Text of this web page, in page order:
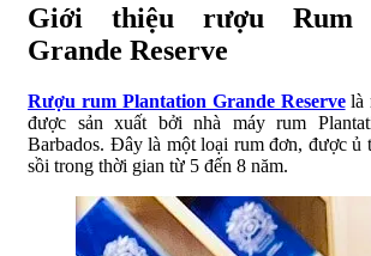
Giới thiệu rượu Rum
Grande Reserve
Rượu rum Plantation Grande Reservelà
được sản xuất bởi nhà máy rum
Barbados. Đây là một loại rum đơn, được ủ
sồi trong thời gian từ 5 đến 8 năm.